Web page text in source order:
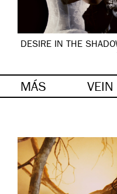
DESIRE IN THE
MÁS VEIN